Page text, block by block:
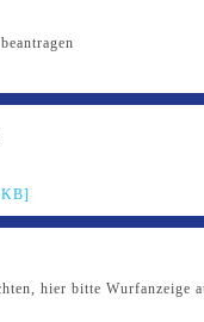
KB]
hier bitte Wurfanzeige